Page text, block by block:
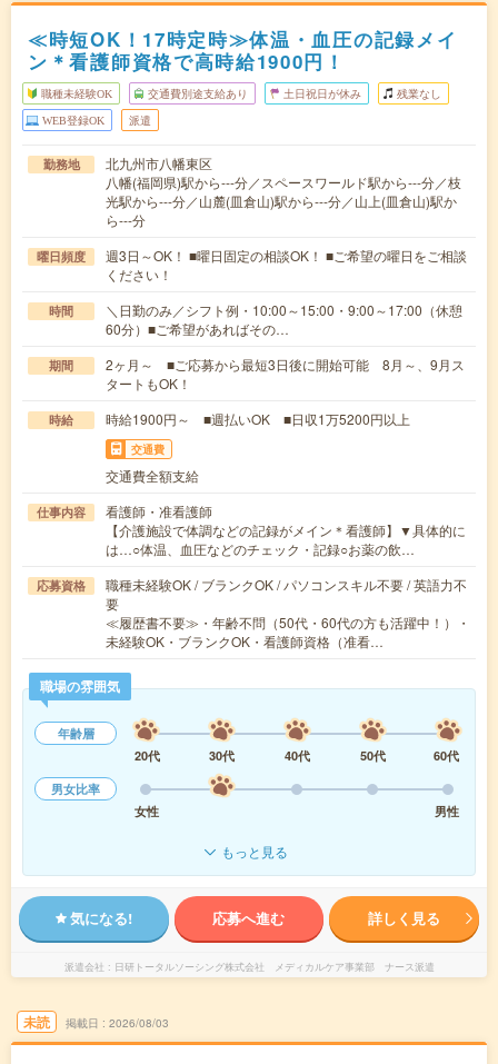
≪時短OK！17時定時≫体温・血圧の記録メイ
ン＊看護師資格で高時給1900円！
職種未経験OK 交通費別途支給あり 土日祝日が休み 残業なし
WEB登録OK 派遣
勤務地
北九州市八幡東区
八幡(福岡県)駅から---分／スペースワールド駅から---分／枝
光駅から---分／山麓(皿倉山)駅から---分／山上(皿倉山)駅か
ら---分
曜日頻度
週3日～OK！ ■曜日固定の相談OK！ ■ご希望の曜日をご相談
ください！
時間
＼日勤のみ／シフト例・10:00～15:00・9:00～17:00（休憩
60分）■ご希望があればその…
期間
2ヶ月～ ■ご応募から最短3日後に開始可能 8月～、9月ス
タートもOK！
時給 時給1900円～ ■週払いOK ■日収1万5200円以上
交通費
交通費全額支給
仕事内容
看護師・准看護師
【介護施設で体調などの記録がメイン＊看護師】▼具体的に
は…○体温、血圧などのチェック・記録○お薬の飲…
応募資格
職種未経験OK / ブランクOK / パソコンスキル不要 / 英語力不
要
≪履歴書不要≫・年齢不問（50代・60代の方も活躍中！）・
未経験OK・ブランクOK・看護師資格（准看…
職場の雰囲気
年齢層
20代
30代 40代 50代
60代
男女比率
女性
男性
もっと見る
気になる! 応募へ進む 詳しく見る
派遣会社 日研トータルソーシング株式会社 メディカルケア事業部 ナース派遣
未読 掲載日 2026/08/03